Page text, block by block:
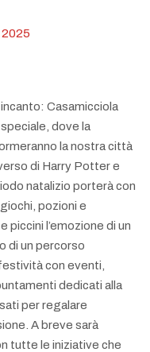
Casamicciola
dove la
la nostra città
di Harry Potter e
natalizio porterà con
pozioni e
piccini l’emozione di un
di un percorso
con eventi,
dedicati alla
per regalare
A breve sarà
tutte le iniziative che